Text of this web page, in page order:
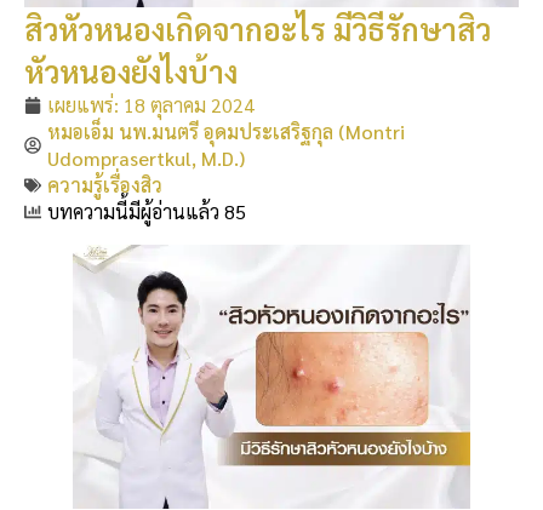
สิวหัวหนองเกิดจากอะไร มีวิธีรักษาสิว
หัวหนองยังไงบ้าง
เผยแพร่: 18 ตุลาคม 2024
หมอเอ็ม นพ.มนตรี อุดมประเสริฐกุล (Montri
Udomprasertkul, M.D.)
ความรู้เรื่องสิว
บทความนี้มีผู้อ่านแล้ว 85